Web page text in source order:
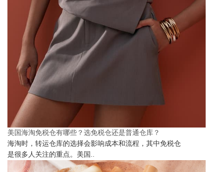
美国海淘免税仓有哪些？选免税仓还是普通仓库？
海淘时，转运仓库的选择会影响成本和流程，其中免税仓
是很多人关注的重点。美国..